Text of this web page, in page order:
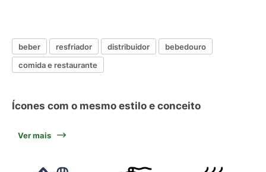
beber resfriador distribuidor
bebedouro
comida e restaurante
Ícones com o mesmo estilo e conceito
Ver mais